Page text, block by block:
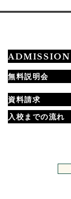
ADMISSION
無料説明会
資料請求
入校までの流れ